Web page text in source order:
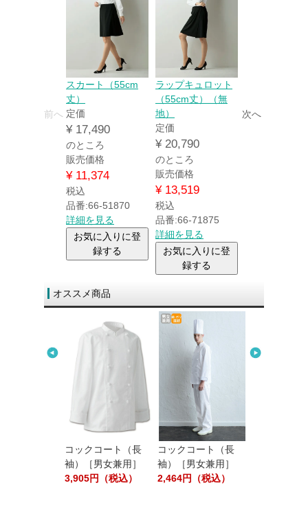
前へ
スカート（55cm
丈）
定価
¥ 17,490
のところ
販売価格
¥ 11,374
税込
品番:66-51870
詳細を見る
お気に入りに登
録する
ラップキュロット
（55cm丈）（無
地）
定価
¥ 20,790
のところ
販売価格
¥ 13,519
税込
品番:66-71875
詳細を見る
お気に入りに登
録する
¥ 21,890
次へ
オススメ商品
コックコート（長
袖）［男女兼用］
3,905円（税込）
コックコート（長
袖）［男女兼用］
2,464円（税込）